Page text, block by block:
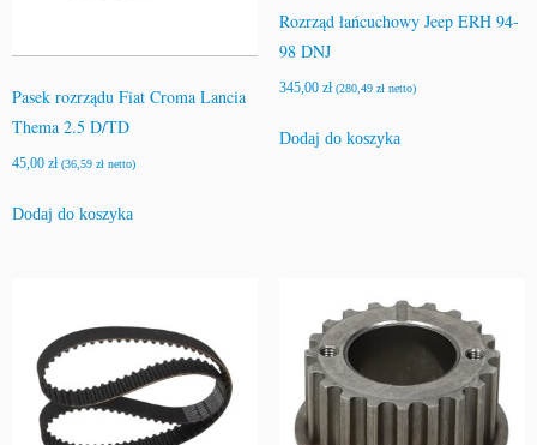
Pasek rozrządu Fiat Croma Lancia
Thema 2.5 D/TD
45,00 zł (36,59 zł netto)
Dodaj do koszyka
Rozrząd łańcuchowy Jeep ERH 94-
98 DNJ
345,00 zł (280,49 złnetto)
Dodaj do koszyka